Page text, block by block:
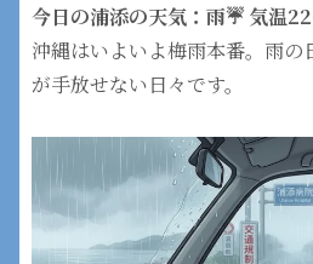
今日の浦添の天気：雨☔ 気温
沖縄はいよいよ梅雨本番。雨の
が手放せない日々です。